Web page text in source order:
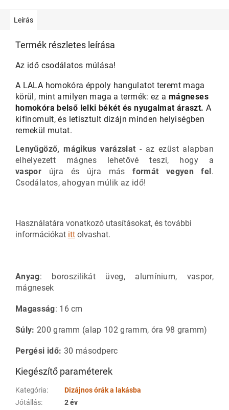
Leírás
Termék részletes leírása
Az idő csodálatos múlása!
A LALA homokóra éppoly hangulatot teremt maga
körül, mint amilyen maga a termék: ez a mágneses
homokóra belső lelki békét és nyugalmat áraszt. A
kifinomult, és letisztult dizájn minden helyiségben
remekül mutat.
Lenyűgöző, mágikus varázslat - az ezüst alapban
elhelyezett mágnes lehetővé teszi, hogy a
vaspor újra és újra másformát vegyen fel .
Csodálatos, ahogyan múlik az idő!
Használatára vonatkozó utasításokat, és további
információkat itt olvashat.
Anyag: boroszilikát üveg, alumínium, vaspor,
mágnesek
Magasság: 16 cm
Súly: 200 gramm (alap 102 gramm, óra 98 gramm)
Pergési idő: 30 másodperc
Kiegészítő paraméterek
Kategória:
Dizájnos órák a lakásba
Jótállás:
2 év